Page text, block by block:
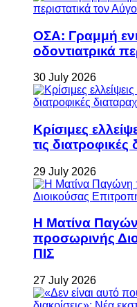
ΟΣΑ: Γραμμή
οδοντιατρικά
30 July 2026
Κρίσιμες
τις διατροφικές
29 July 2026
Η Ματίνα
προσωρινής
ΠΙΣ
27 July 2026